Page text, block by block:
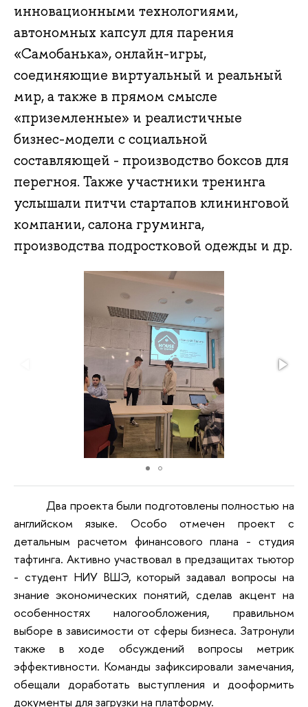
инновационными технологиями,
автономных капсул для парения
«Самобанька», онлайн-игры,
соединяющие виртуальный и реальный
мир, а также в прямом смысле
«приземленные» и реалистичные
бизнес-модели с социальной
составляющей - производство боксов для
перегноя. Также участники тренинга
услышали питчи стартапов клининговой
компании, салона груминга,
производства подростковой одежды и др.
Два проекта были подготовлены полностью на
английском языке. Особо отмечен проект с
детальным расчетом финансового плана - студия
тафтинга. Активно участвовал в предзащитах тьютор
- студент НИУ ВШЭ, который задавал вопросы на
знание экономических понятий, сделав акцент на
особенностях налогообложения, правильном
выборе в зависимости от сферы бизнеса. Затронули
также в ходе обсуждений вопросы метрик
эффективности. Команды зафиксировали замечания,
обещали доработать выступления и дооформить
документы для загрузки на платформу.